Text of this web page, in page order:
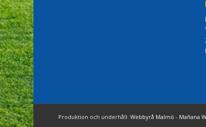
Produktion och underhåll:Webbyrå Malmö - Mañana